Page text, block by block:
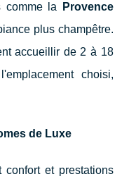
comme la
Provence
plus champêtre.
accueillir de 2 à 18
choisi,
de Luxe
confort et prestations